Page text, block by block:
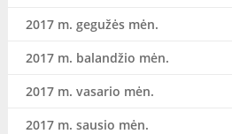
2017 m. gegužės mėn.
2017 m. balandžio mėn.
2017 m. vasario mėn.
2017 m. sausio mėn.